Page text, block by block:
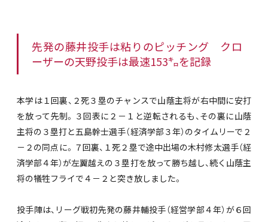
先発の藤井投手は粘りのピッチング クロ
ーザーの天野投手は最速153㌔を記録
本学は１回裏、２死３塁のチャンスで山蔭主将が右中間に安打
を放って先制。３回表に２－１と逆転されるも、その裏に山蔭
主将の３塁打と五島幹士選手（経済学部３年）のタイムリーで２
－２の同点に。７回裏、１死２塁で途中出場の木村修太選手（経
済学部４年）が左翼越えの３塁打を放って勝ち越し、続く山蔭主
将の犠牲フライで４－２と突き放しました。
投手陣は、リーグ戦初先発の藤井輔投手（経営学部４年）が６回